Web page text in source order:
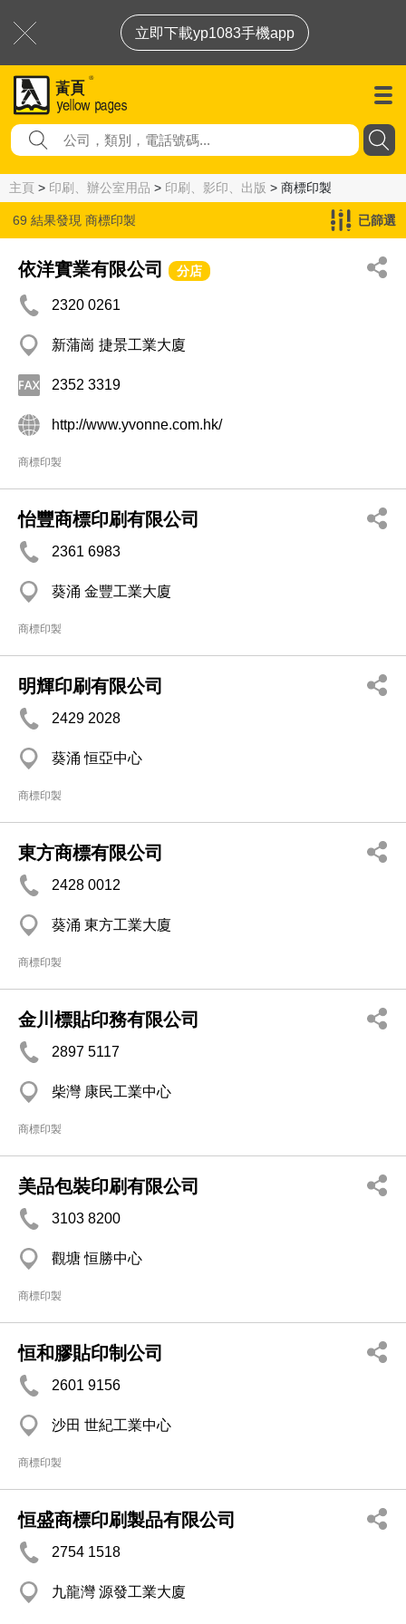
立即下載yp1083手機app
主頁 > 印刷、辦公室用品 > 印刷、影印、出版 > 商標印製
69 結果發現 商標印製 已篩選
依洋實業有限公司 分店
2320 0261
新蒲崗 捷景工業大廈
2352 3319
http://www.yvonne.com.hk/
商標印製
怡豐商標印刷有限公司
2361 6983
葵涌 金豐工業大廈
商標印製
明輝印刷有限公司
2429 2028
葵涌 恒亞中心
商標印製
東方商標有限公司
2428 0012
葵涌 東方工業大廈
商標印製
金川標貼印務有限公司
2897 5117
柴灣 康民工業中心
商標印製
美品包裝印刷有限公司
3103 8200
觀塘 恒勝中心
商標印製
恒和膠貼印制公司
2601 9156
沙田 世紀工業中心
商標印製
恒盛商標印刷製品有限公司
2754 1518
九龍灣 源發工業大廈